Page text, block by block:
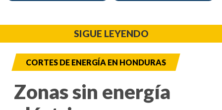
SIGUE LEYENDO
CORTES DE ENERGÍA EN HONDURAS
Zonas sin energía